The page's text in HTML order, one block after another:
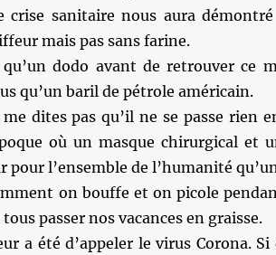
crise sanitaire nous aura
mais pas sans farine.
dodo avant de retrouver ce
qu’un baril de pétrole américain.
dites pas qu’il ne se passe rien
où un masque chirurgical et
pour l’ensemble de l’humanité
on bouffe et on picole
passer nos vacances en graisse.
a été d’appeler le virus Corona. Si